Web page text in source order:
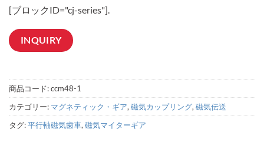
[ブロックID="cj-series"].
INQUIRY
商品コード:ccm48-1
カテゴリー: マグネティック・ギア, 磁気カップリング, 磁気伝送
タグ:平行軸磁気歯車, 磁気マイターギア